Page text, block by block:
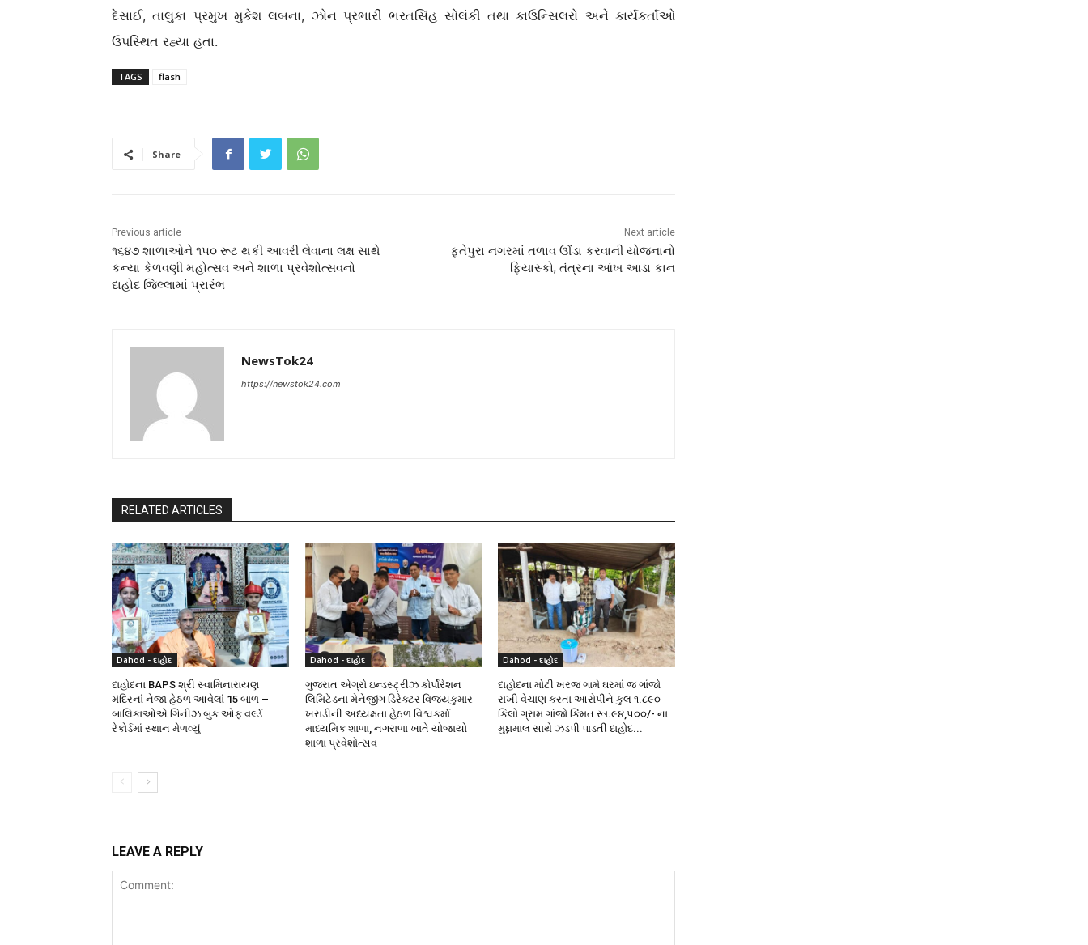
દેસાઈ, તાલુકા પ્રમુખ મુકેશ લબના, ઝોન પ્રભારી ભરતસિંહ સોલંકી તથા કાઉન્સિલરો અને કાર્યકર્તાઓ
ઉપસ્થિત રહ્યા હતા.
TAGS flash
Share
Previous article
૧૬૪૭ શાળાઓને ૧૫૦ રૂટ થકી આવરી લેવાના લક્ષ સાથે
કન્યા કેળવણી મહોત્સવ અને શાળા પ્રવેશોત્સવનો
દાહોદ જિલ્લામાં પ્રારંભ
Next article
ફતેપુરા નગરમાં તળાવ ઊંડા કરવાની યોજનાનો
ફિયાસ્કો, તંત્રના આંખ આડા કાન
NewsTok24
https://newstok24.com
RELATED ARTICLES
Dahod - દાહોદ
દાહોદના BAPS શ્રી સ્વામિનારાયણ
મંદિરનાં નેજા હેઠળ આવેલાં 15 બાળ –
બાલિકાઓએ ગિનીઝ બુક ઓફ વર્લ્ડ
રેકોર્ડમાં સ્થાન મેળવ્યું
Dahod - દાહોદ
ગુજરાત એગ્રો ઇન્ડસ્ટ્રીઝ કોર્પોરેશન
લિમિટેડના મેનેજીંગ ડિરેક્ટર વિજયકુમાર
ખરાડીની અધ્યક્ષતા હેઠળ વિશ્વકર્મા
માધ્યમિક શાળા, નગરાળા ખાતે યોજાયો
શાળા પ્રવેશોત્સવ
Dahod - દાહોદ
દાહોદના મોટી ખરજ ગામે ઘરમાં જ ગાંજો
રાખી વેચાણ કરતા આરોપીને કુલ ૧.૮૯૦
કિલો ગ્રામ ગાંજો કિંમત રૂા.૯૪,૫૦૦/- ના
મુદ્દામાલ સાથે ઝડપી પાડતી દાહોદ...
LEAVE A REPLY